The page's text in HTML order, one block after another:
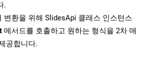
.
변환을 위해 SlidesApi 클래스 인스턴스
메서드를 호출하고 원하는 형식을 2차 매
공합니다.